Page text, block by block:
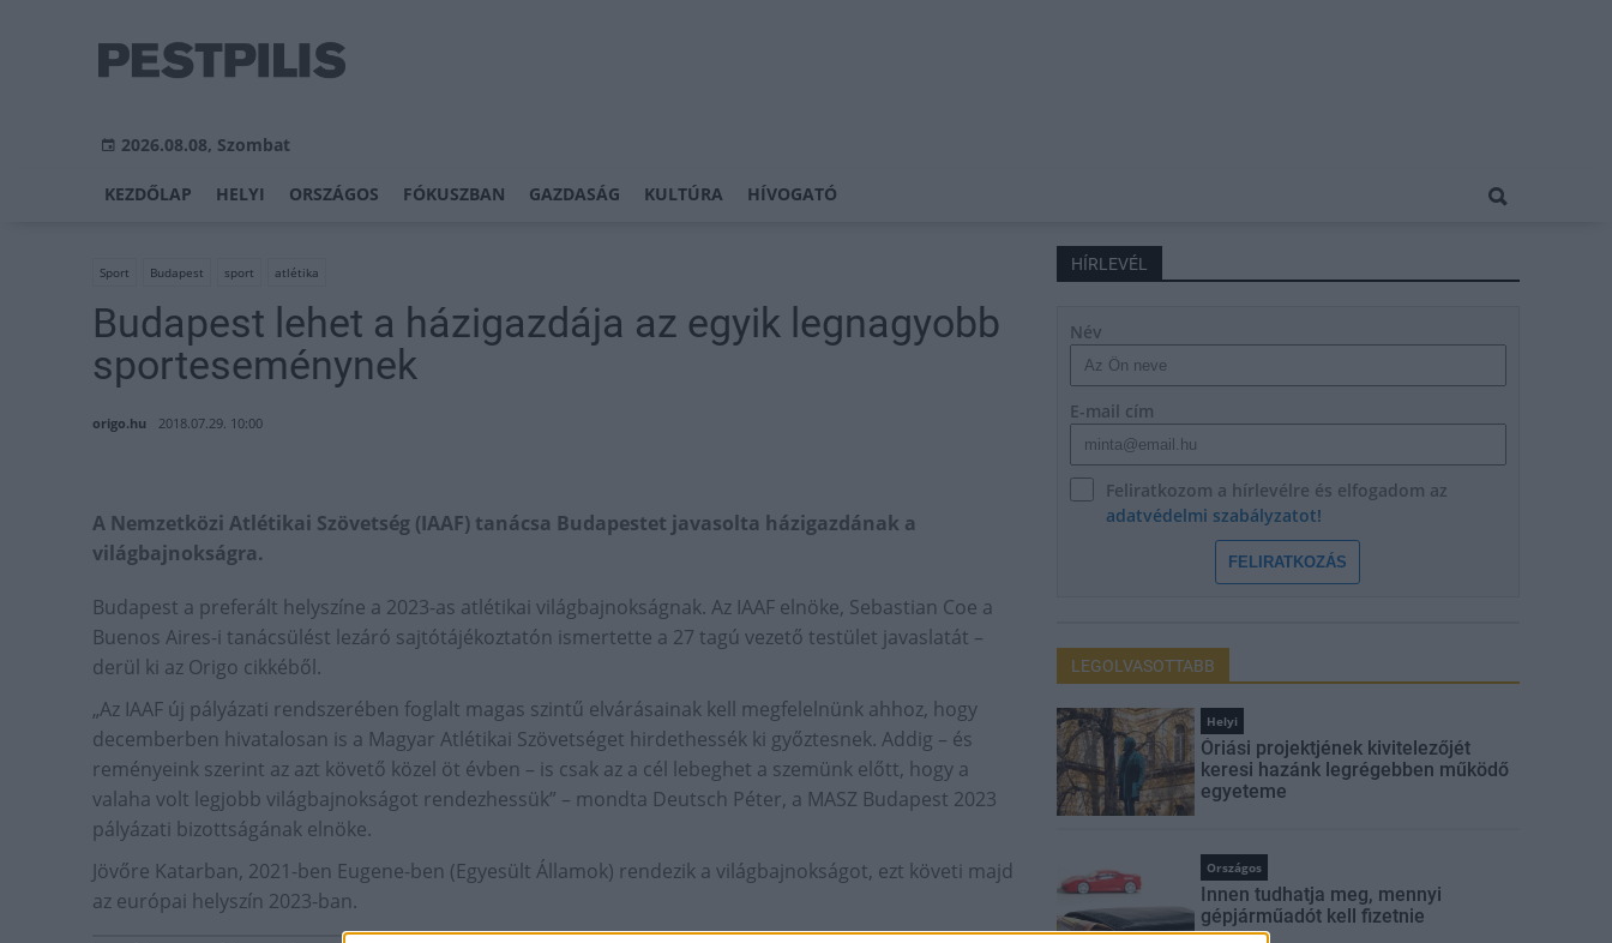
2026.08.08, Szombat
KEZDŐLAP HELYI ORSZÁGOS FÓKUSZBAN GAZDASÁG KULTÚRA HÍVOGATÓ
Sport Budapest sport atlétika
Budapest lehet a házigazdája az egyik legnagyobb
sporteseménynek
origo.hu 2018.07.29. 10:00
A Nemzetközi Atlétikai Szövetség (IAAF) tanácsa Budapestet javasolta házigazdának a
világbajnokságra.
Budapest a preferált helyszíne a 2023-as atlétikai világbajnokságnak. Az IAAF elnöke, Sebastian Coe a
Buenos Aires-i tanácsülést lezáró sajtótájékoztatón ismertette a 27 tagú vezető testület javaslatát –
derül ki az Origo cikkéből.
„Az IAAF új pályázati rendszerében foglalt magas szintű elvárásainak kell megfelelnünk ahhoz, hogy
decemberben hivatalosan is a Magyar Atlétikai Szövetséget hirdethessék ki győztesnek. Addig – és
reményeink szerint az azt követő közel öt évben – is csak az a cél lebeghet a szemünk előtt, hogy a
valaha volt legjobb világbajnokságot rendezhessük” – mondta Deutsch Péter, a MASZ Budapest 2023
pályázati bizottságának elnöke.
Jövőre Katarban, 2021-ben Eugene-ben (Egyesült Államok) rendezik a világbajnokságot, ezt követi majd
az európai helyszín 2023-ban.
HÍRLEVÉL
Név
E-mail cím
Feliratkozom a hírlevélre és elfogadom az
adatvédelmi szabályzatot!
FELIRATKOZÁS
LEGOLVASOTTABB
Helyi
Óriási projektjének kivitelezőjét
keresi hazánk legrégebben működő
egyeteme
Országos
Innen tudhatja meg, mennyi
gépjárműadót kell fizetnie